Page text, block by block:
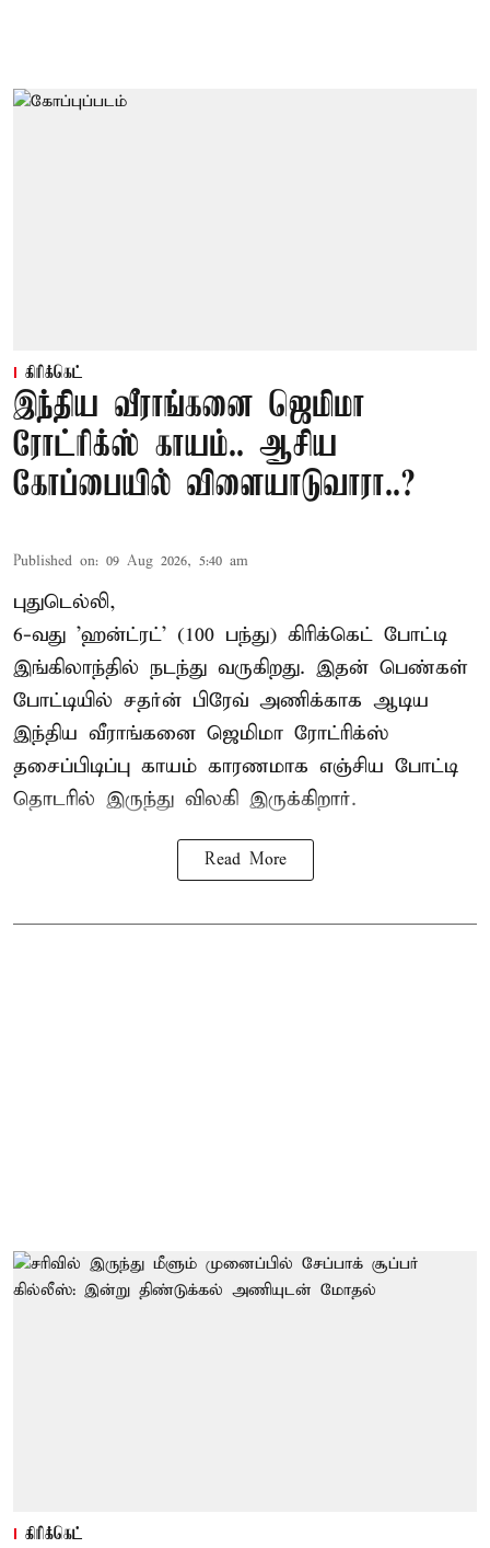
கிரிக்கெட்
இந்திய வீராங்கனை ஜெமிமா
ரோட்ரிக்ஸ் காயம்.. ஆசிய
கோப்பையில் விளையாடுவாரா..?
Published on: 09 Aug 2026, 5:40 am
புதுடெல்லி,
6-வது 'ஹன்ட்ரட்' (100 பந்து) கிரிக்கெட் போட்டி
இங்கிலாந்தில் நடந்து வருகிறது. இதன் பெண்கள்
போட்டியில் சதர்ன் பிரேவ் அணிக்காக ஆடிய
இந்திய வீராங்கனை ஜெமிமா ரோட்ரிக்ஸ்
தசைப்பிடிப்பு காயம் காரணமாக எஞ்சிய போட்டி
தொடரில் இருந்து விலகி இருக்கிறார்.
Read More
கிரிக்கெட்